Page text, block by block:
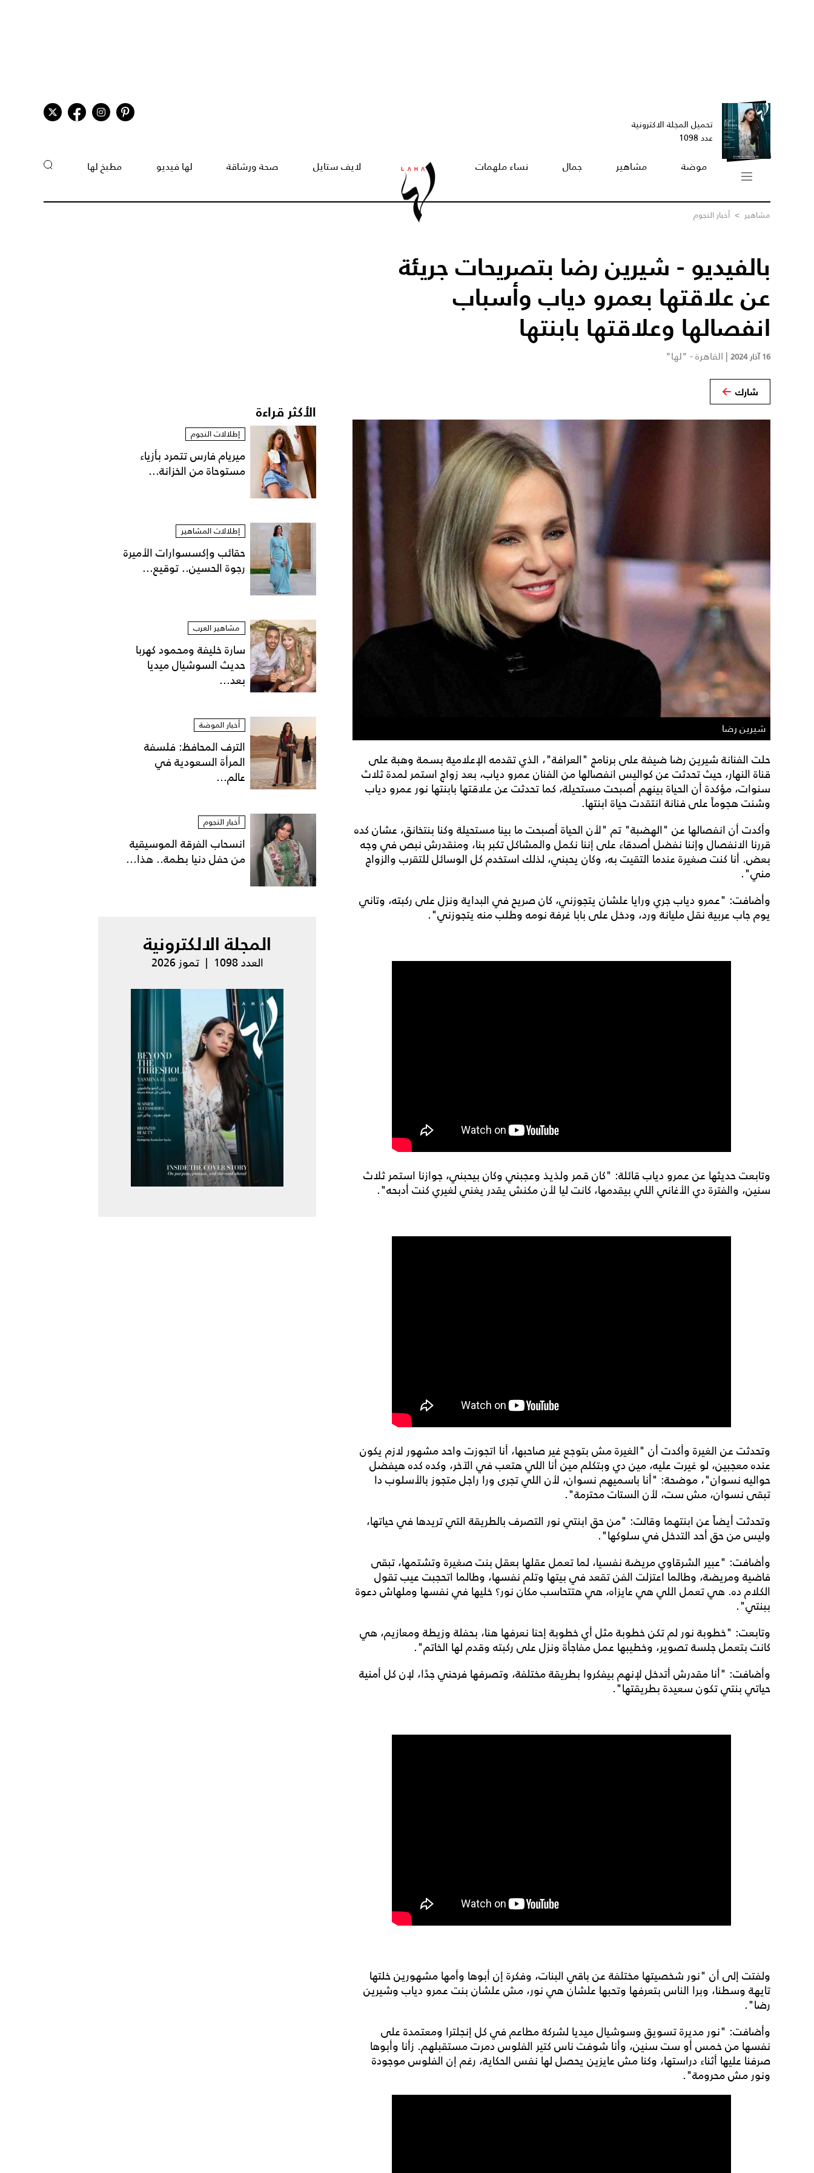
تحميل المجلة الاكترونية
عدد 1098
موضة مشاهير جمال نساء ملهمات لايف ستايل صحة ورشاقة لها فيديو مطبخ لها
مشاهير > أخبار النجوم
بالفيديو - شيرين رضا بتصريحات جريئة
عن علاقتها بعمرو دياب وأسباب
انفصالها وعلاقتها بابنتها
16 آذار 2024 | القاهرة - "لها"
شارك
شيرين رضا
حلت الفنانة شيرين رضا ضيفة على برنامج "العرافة"، الذي تقدمه الإعلامية بسمة وهبة على
قناة النهار، حيث تحدثت عن كواليس انفصالها من الفنان عمرو دياب، بعد زواج استمر لمدة ثلاث
سنوات، مؤكدة أن الحياة بينهم أصبحت مستحيلة، كما تحدثت عن علاقتها بابنتها نور عمرو دياب
وشنت هجوماً على فنانة انتقدت حياة ابنتها.
وأكدت أن انفصالها عن "الهضبة" تم "لأن الحياة أصبحت ما بينا مستحيلة وكنا بنتخانق، عشان كده
قررنا الانفصال وإننا نفضل أصدقاء على إننا نكمل والمشاكل تكبر بنا، ومنقدرش نبص في وجه
بعض. أنا كنت صغيرة عندما التقيت به، وكان يحبني، لذلك استخدم كل الوسائل للتقرب والزواج
مني".
وأضافت: "عمرو دياب جري ورايا علشان يتجوزني، كان صريح في البداية ونزل على ركبته، وتاني
يوم جاب عربية نقل مليانة ورد، ودخل على بابا غرفة نومه وطلب منه يتجوزني".
وتابعت حديثها عن عمرو دياب قائلة: "كان قمر ولذيذ وعجبني وكان بيحبني، جوازنا استمر ثلاث
سنين، والفترة دي الأغاني اللي بيقدمها، كانت ليا لأن مكنش يقدر يغني لغيري كنت أدبحه".
وتحدثت عن الغيرة وأكدت أن "الغيرة مش بتوجع غير صاحبها، أنا اتجوزت واحد مشهور لازم يكون
عنده معجبين، لو غيرت عليه، مين دي وبتكلم مين أنا اللي هتعب في الآخر، وكده كده هيفضل
حواليه نسوان"، موضحة: "أنا باسميهم نسوان، لأن اللي تجرى ورا راجل متجوز بالأسلوب دا
تبقى نسوان، مش ست، لأن الستات محترمة".
وتحدثت أيضاً عن ابنتهما وقالت: "من حق ابنتي نور التصرف بالطريقة التي تريدها في حياتها،
وليس من حق أحد التدخل في سلوكها".
وأضافت: "عبير الشرقاوي مريضة نفسيا، لما تعمل عقلها بعقل بنت صغيرة وتشتمها، تبقى
فاضية ومريضة، وطالما اعتزلت الفن تقعد في بيتها وتلم نفسها، وطالما اتحجبت عيب تقول
الكلام ده. هي تعمل اللي هي عايزاه، هي هتتحاسب مكان نور؟ خليها في نفسها وملهاش دعوة
ببنتي".
وتابعت: "خطوبة نور لم تكن خطوبة مثل أي خطوبة إحنا نعرفها هنا، بحفلة وزيطة ومعازيم، هي
كانت بتعمل جلسة تصوير، وخطيبها عمل مفاجأة ونزل على ركبته وقدم لها الخاتم".
وأضافت: "أنا مقدرش أتدخل لإنهم بيفكروا بطريقة مختلفة، وتصرفها فرحني جدًا، لإن كل أمنية
حياتي بنتي تكون سعيدة بطريقتها".
ولفتت إلى أن "نور شخصيتها مختلفة عن باقي البنات، وفكرة إن أبوها وأمها مشهورين خلتها
تايهة وسطنا، وبرا الناس بتعرفها وتحبها علشان هي نور، مش علشان بنت عمرو دياب وشيرين
رضا".
وأضافت: "نور مديرة تسويق وسوشيال ميديا لشركة مطاعم في كل إنجلترا ومعتمدة على
نفسها من خمس أو ست سنين، وأنا شوفت ناس كتير الفلوس دمرت مستقبلهم. زأنا وأبوها
صرفنا عليها أثناء دراستها، وكنا مش عايزين يحصل لها نفس الحكاية، رغم إن الفلوس موجودة
ونور مش محرومة".
الأكثر قراءة
إطلالات النجوم
ميريام فارس تتمرد بأزياء
مستوحاة من الخزانة...
إطلالات المشاهير
حقائب وإكسسوارات الأميرة
رجوة الحسين.. توقيع...
مشاهير العرب
سارة خليفة ومحمود كهربا
حديث السوشيال ميديا
بعد...
أخبار الموضة
الترف المحافظ: فلسفة
المرأة السعودية في
عالم...
أخبار النجوم
انسحاب الفرقة الموسيقية
من حفل دنيا بطمة.. هذا...
المجلة الالكترونية
العدد 1098 | تموز 2026